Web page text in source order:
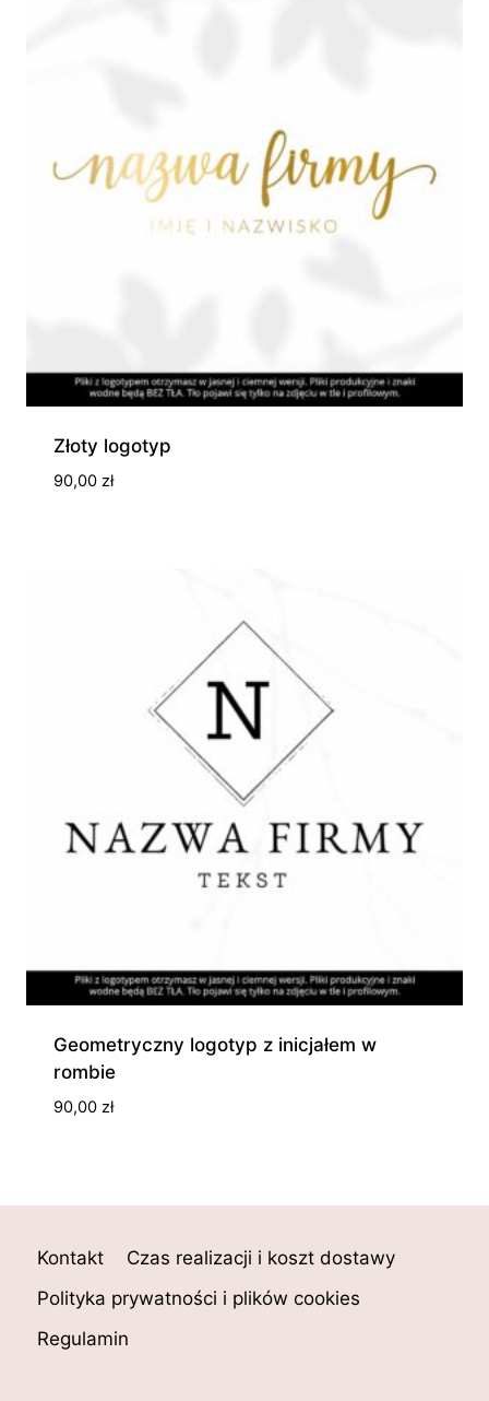
Złoty logotyp
90,00 zł
Geometryczny logotyp z inicjałem w
rombie
90,00 zł
Kontakt
Czas realizacji i koszt dostawy
Polityka prywatności i plików cookies
Regulamin